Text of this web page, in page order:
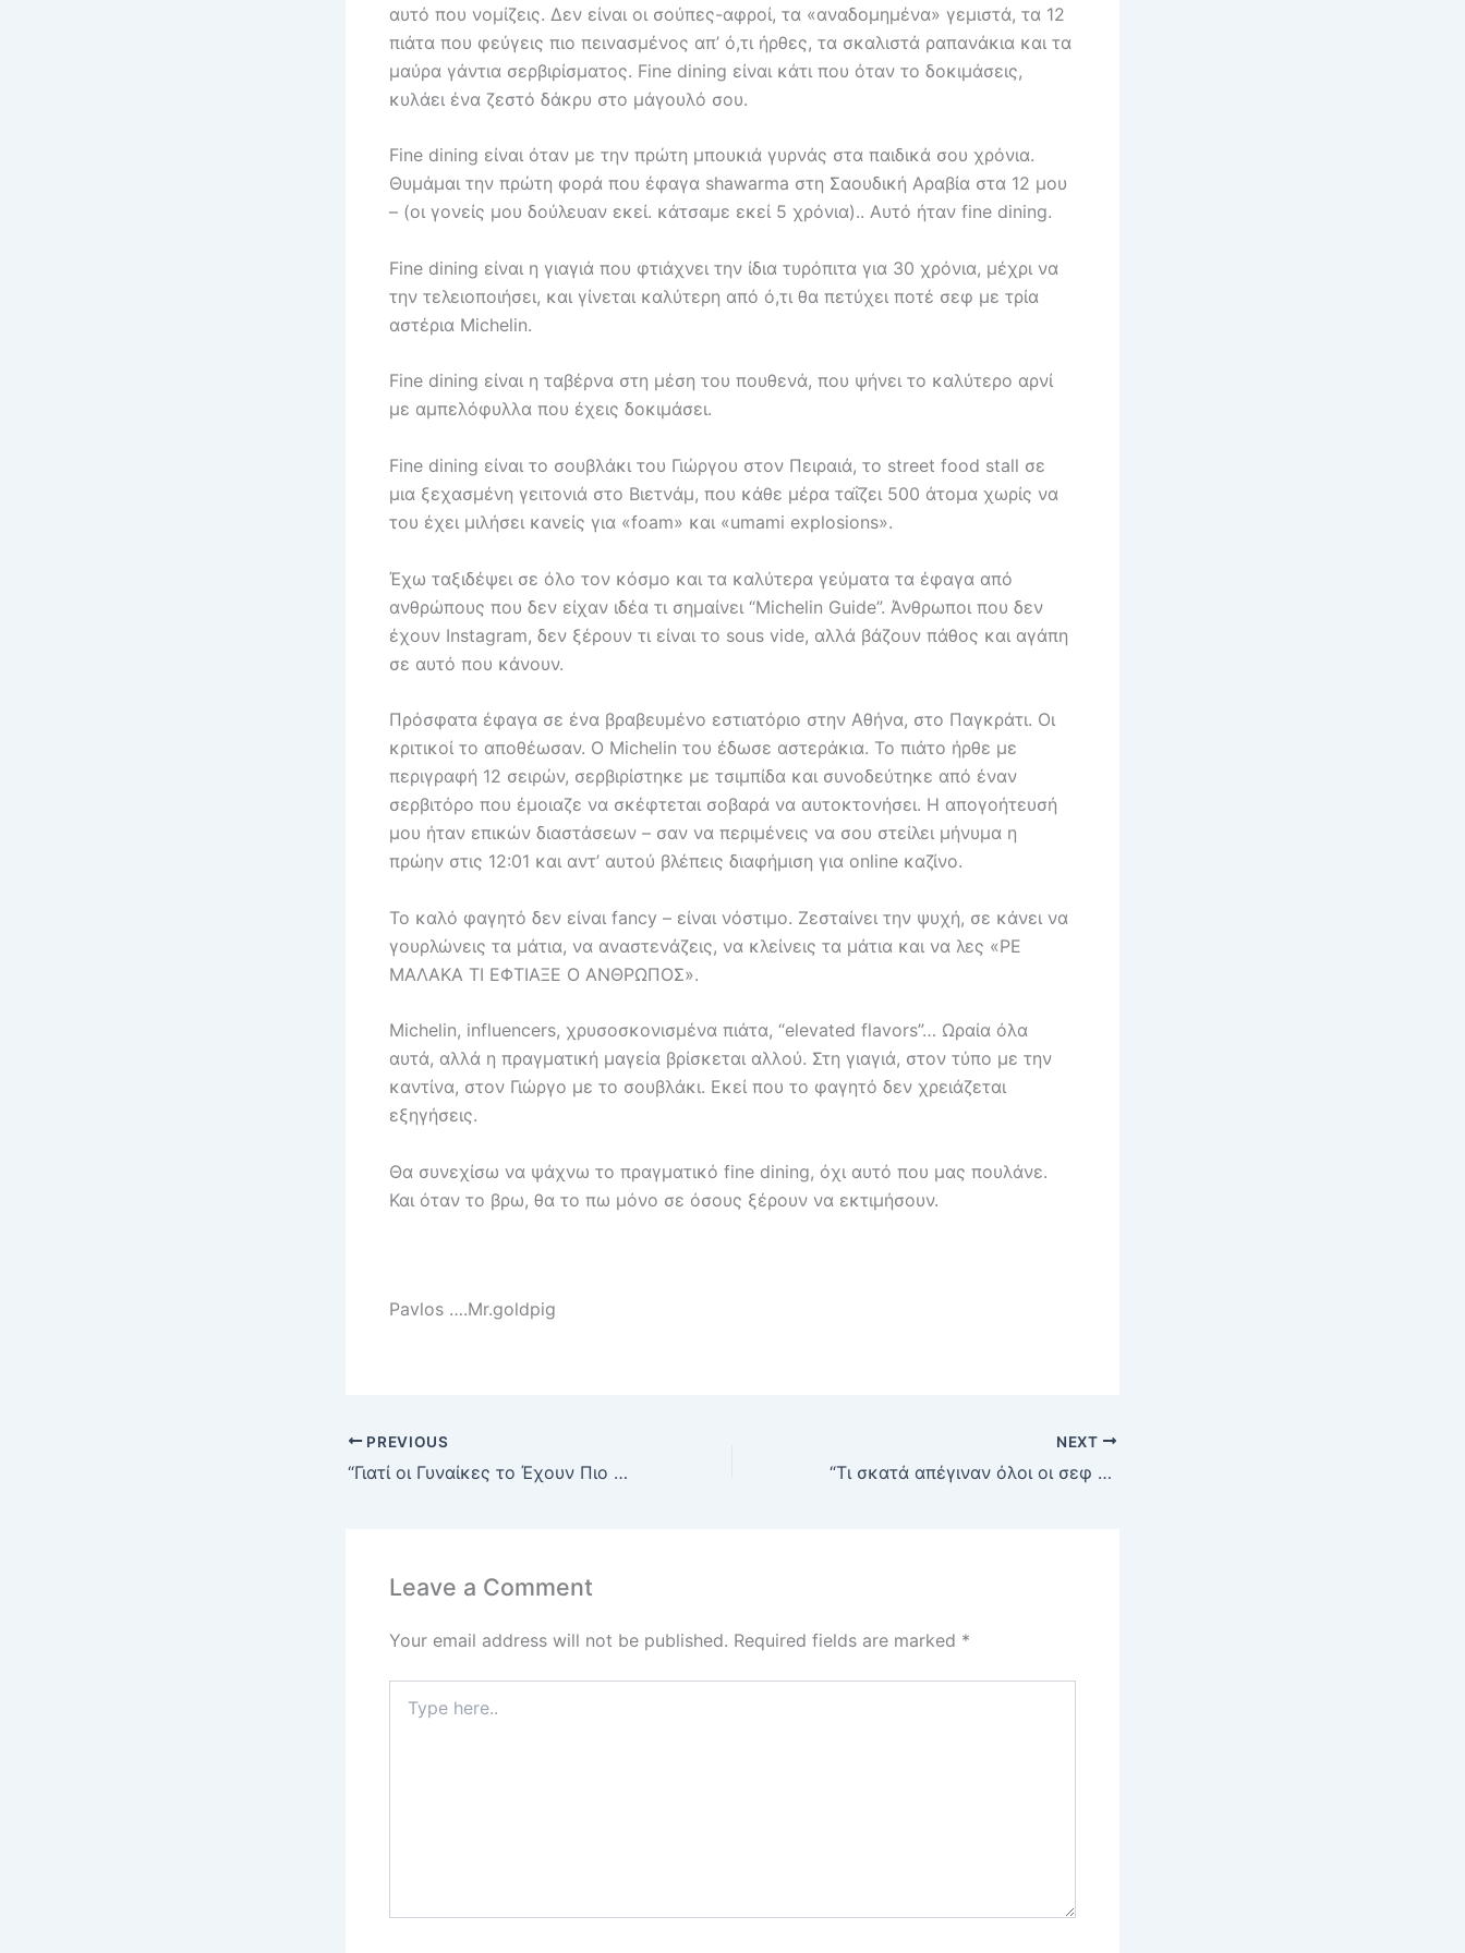
αυτό που νομίζεις. Δεν είναι οι σούπες-αφροί, τα «αναδομημένα» γεμιστά, τα 12
πιάτα που φεύγεις πιο πεινασμένος απ’ ό,τι ήρθες, τα σκαλιστά ραπανάκια και τα
μαύρα γάντια σερβιρίσματος. Fine dining είναι κάτι που όταν το δοκιμάσεις,
κυλάει ένα ζεστό δάκρυ στο μάγουλό σου.
Fine dining είναι όταν με την πρώτη μπουκιά γυρνάς στα παιδικά σου χρόνια.
Θυμάμαι την πρώτη φορά που έφαγα shawarma στη Σαουδική Αραβία στα 12 μου
– (οι γονείς μου δούλευαν εκεί. κάτσαμε εκεί 5 χρόνια).. Αυτό ήταν fine dining.
Fine dining είναι η γιαγιά που φτιάχνει την ίδια τυρόπιτα για 30 χρόνια, μέχρι να
την τελειοποιήσει, και γίνεται καλύτερη από ό,τι θα πετύχει ποτέ σεφ με τρία
αστέρια Michelin.
Fine dining είναι η ταβέρνα στη μέση του πουθενά, που ψήνει το καλύτερο αρνί
με αμπελόφυλλα που έχεις δοκιμάσει.
Fine dining είναι το σουβλάκι του Γιώργου στον Πειραιά, το street food stall σε
μια ξεχασμένη γειτονιά στο Βιετνάμ, που κάθε μέρα ταΐζει 500 άτομα χωρίς να
του έχει μιλήσει κανείς για «foam» και «umami explosions».
Έχω ταξιδέψει σε όλο τον κόσμο και τα καλύτερα γεύματα τα έφαγα από
ανθρώπους που δεν είχαν ιδέα τι σημαίνει “Michelin Guide”. Άνθρωποι που δεν
έχουν Instagram, δεν ξέρουν τι είναι το sous vide, αλλά βάζουν πάθος και αγάπη
σε αυτό που κάνουν.
Πρόσφατα έφαγα σε ένα βραβευμένο εστιατόριο στην Αθήνα, στο Παγκράτι. Οι
κριτικοί το αποθέωσαν. Ο Michelin του έδωσε αστεράκια. Το πιάτο ήρθε με
περιγραφή 12 σειρών, σερβιρίστηκε με τσιμπίδα και συνοδεύτηκε από έναν
σερβιτόρο που έμοιαζε να σκέφτεται σοβαρά να αυτοκτονήσει. Η απογοήτευσή
μου ήταν επικών διαστάσεων – σαν να περιμένεις να σου στείλει μήνυμα η
πρώην στις 12:01 και αντ’ αυτού βλέπεις διαφήμιση για online καζίνο.
Το καλό φαγητό δεν είναι fancy – είναι νόστιμο. Ζεσταίνει την ψυχή, σε κάνει να
γουρλώνεις τα μάτια, να αναστενάζεις, να κλείνεις τα μάτια και να λες «ΡΕ
ΜΑΛΑΚΑ ΤΙ ΕΦΤΙΑΞΕ Ο ΑΝΘΡΩΠΟΣ».
Michelin, influencers, χρυσοσκονισμένα πιάτα, “elevated flavors”… Ωραία όλα
αυτά, αλλά η πραγματική μαγεία βρίσκεται αλλού. Στη γιαγιά, στον τύπο με την
καντίνα, στον Γιώργο με το σουβλάκι. Εκεί που το φαγητό δεν χρειάζεται
εξηγήσεις.
Θα συνεχίσω να ψάχνω το πραγματικό fine dining, όχι αυτό που μας πουλάνε.
Και όταν το βρω, θα το πω μόνο σε όσους ξέρουν να εκτιμήσουν.
Pavlos ….Mr.goldpig
PREVIOUS
“Γιατί οι Γυναίκες το Έχουν Πιο Δύσκολο στην Κουζίνα (Και Γιατί Γουστάρω Να Δουλεύω Μαζί Τους)”
NEXT
“Τι σκατά απέγιναν όλοι οι σεφ μετά τον COVID;”
Leave a Comment
Your email address will not be published. Required fields are marked *
here..